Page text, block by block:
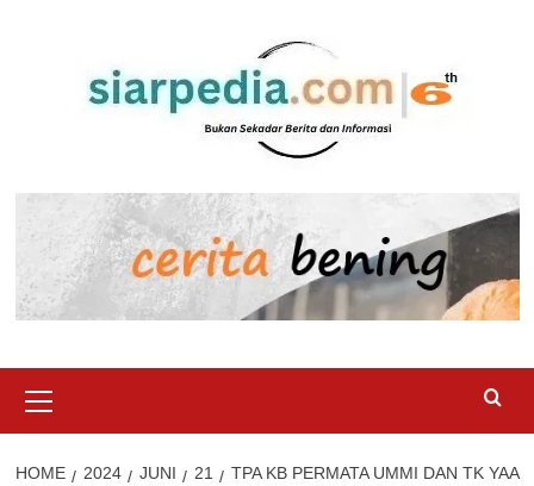
Menu
HOME 2024 JUNI 21
TPA KB PERMATA UMMI DAN TK YAA